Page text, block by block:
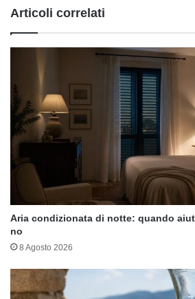
Articoli correlati
Aria condizionata di notte: quando
no
8 Agosto 2026